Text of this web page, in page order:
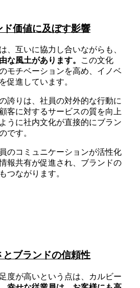
価値に及ぼす影響
、互いに協力し合いながらも、
な風土があります。
この文化
モチベーションを高め、イノベ
促進しています。
誇りは、社員の対外的な行動に
客に対するサービスの質を向上
うに社内文化が直接的にブラン
です。
のコミュニケーションが活性化
報共有が促進され、ブランドの
つながります。
ブランドの信頼性
度が高いという点は、カルビー